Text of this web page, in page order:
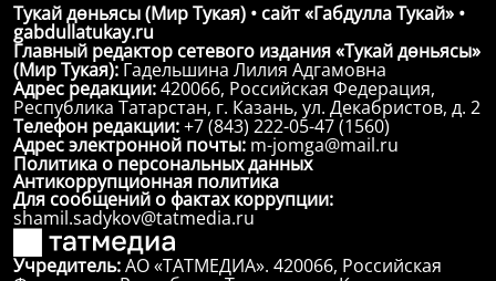
Тукай дөньясы (Мир Тукая) • сайт «Габдулла Тукай» •
gabdullatukay.ru
Главный редактор сетевого издания «Тукай дөньясы»
(Мир Тукая): Гадельшина Лилия Адгамовна
Адрес редакции:420066, Российская Федерация,
Республика Татарстан, г. Казань, ул. Декабристов, д. 2
Телефон редакции:+7 (843) 222-05-47 (1560)
Адрес электронной почты: m-jomga@mail.ru
Политика о персональных данных
Антикоррупционная политика
Для сообщений о фактах коррупции:
shamil.sadykov@tatmedia.ru
Учредитель:АО «ТАТМЕДИА». 420066, Российская